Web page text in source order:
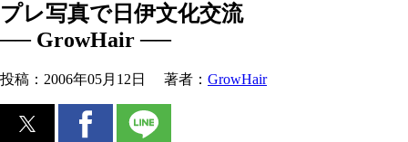
プレ写真で日伊文化交流
── GrowHair ──
投稿： 2006年05月12日 著者： GrowHair